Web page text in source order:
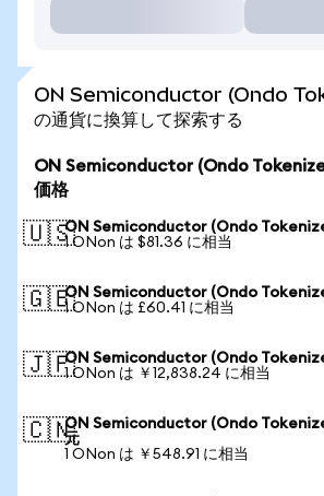
ON Semiconductor (Ondo
の通貨に換算して探索する
ON Semiconductor (Ondo
価格
🇺🇸ON Semiconductor (Ondo
1 ONon は $81.36 に相当
🇬🇧ON Semiconductor (Ondo
1 ONon は £60.41 に相当
🇯🇵ON Semiconductor (Ondo
1 ONon は ￥12,838.24 に相当
🇨🇳ON Semiconductor (Ondo
元
1 ONon は ￥548.91 に相当